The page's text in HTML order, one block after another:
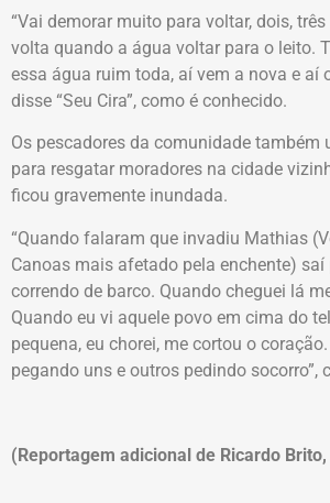
“Vai demorar muito para voltar, dois,
volta quando a água voltar para o leito.
essa água ruim toda, aí vem a nova e aí
disse “Seu Cira”, como é conhecido.
Os pescadores da comunidade também
para resgatar moradores na cidade
ficou gravemente inundada.
“Quando falaram que invadiu Mathias
Canoas mais afetado pela enchente)
correndo de barco. Quando cheguei lá
Quando eu vi aquele povo em cima do
pequena, eu chorei, me cortou o
pegando uns e outros pedindo socorro”,
(Reportagem adicional de Ricardo